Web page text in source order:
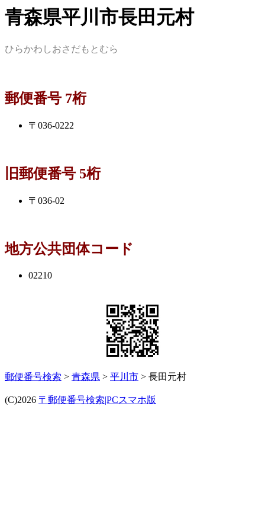
青森県平川市長田元村
ひらかわしおさだもとむら
郵便番号 7桁
〒036-0222
旧郵便番号 5桁
〒036-02
地方公共団体コード
02210
郵便番号検索 > 青森県 > 平川市 > 長田元村
(C)2026 〒郵便番号検索|PCスマホ版